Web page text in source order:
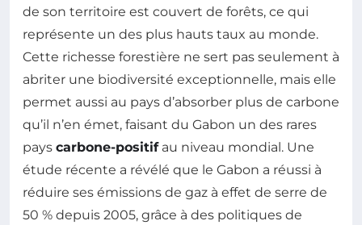
de son territoire est couvert de forêts, ce qui
représente un des plus hauts taux au monde.
Cette richesse forestière ne sert pas seulement à
abriter une biodiversité exceptionnelle, mais elle
permet aussi au pays d’absorber plus de carbone
qu’il n’en émet, faisant du Gabon un des rares
pays carbone-positifau niveau mondial. Une
étude récente a révélé que le Gabon a réussi à
réduire ses émissions de gaz à effet de serre de
50 % depuis 2005, grâce à des politiques de